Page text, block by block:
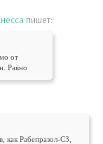
пишет:
от
Равно
как Рабепразол-СЗ,